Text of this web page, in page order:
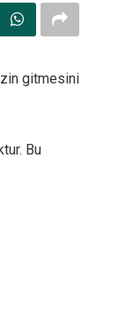
gitmesini
Bu